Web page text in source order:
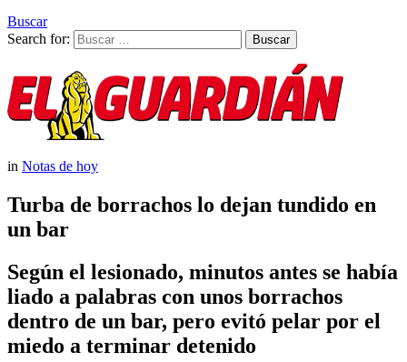
Buscar
Search for:
Buscar
in Notas de hoy
Turba de borrachos lo dejan tundido en
un bar
Según el lesionado, minutos antes se había
liado a palabras con unos borrachos
dentro de un bar, pero evitó pelar por el
miedo a terminar detenido